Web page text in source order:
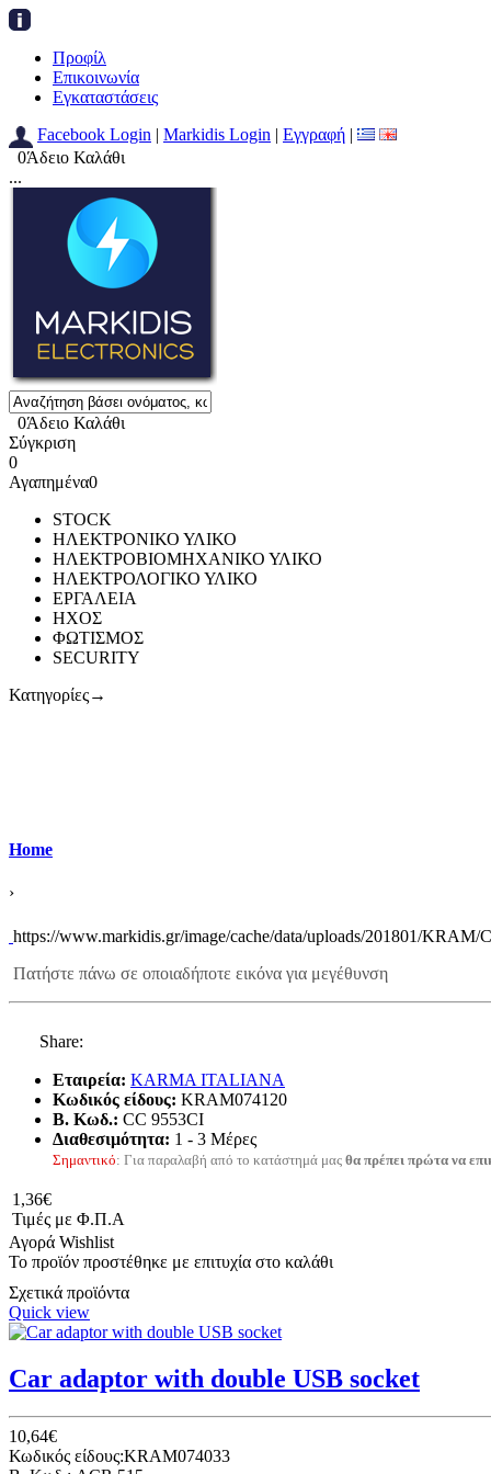
Προφίλ
Επικοινωνία
Εγκαταστάσεις
Facebook Login | Markidis Login | Εγγραφή |
0Άδειο Καλάθι
...
0Άδειο Καλάθι
Σύγκριση
0
Αγαπημένα0
STOCK
ΗΛΕΚΤΡΟΝΙΚΟ ΥΛΙΚΟ
ΗΛΕΚΤΡΟΒΙΟΜΗΧΑΝΙΚΟ ΥΛΙΚΟ
ΗΛΕΚΤΡΟΛΟΓΙΚΟ ΥΛΙΚΟ
ΕΡΓΑΛΕΙΑ
ΗΧΟΣ
ΦΩΤΙΣΜΟΣ
SECURITY
Κατηγορίες→
Home
›
https://www.markidis.gr/image/cache/data/uploads/201801/KRAM/
Πατήστε πάνω σε οποιαδήποτε εικόνα για μεγέθυνση
Share:
Εταιρεία: KARMA ITALIANA
Κωδικός είδους: KRAM074120
B. Κωδ.: CC 9553CI
Διαθεσιμότητα: 1 - 3 Μέρες
Σημαντικό: Για παραλαβή από το κατάστημά μας θα πρέπει πρώτα να
1,36€
Τιμές με Φ.Π.Α
Αγορά Wishlist
Το προϊόν προστέθηκε με επιτυχία στο καλάθι
Σχετικά προϊόντα
Quick view
Car adaptor with double USB socket
10,64€
Κωδικός είδους:KRAM074033